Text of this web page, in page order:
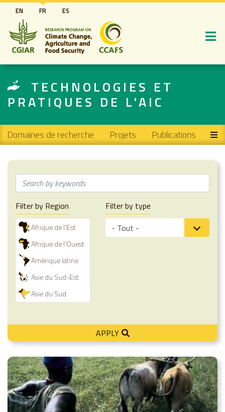
Aller
au
contenu
principal
EN FR ES
TECHNOLOGIES ET
PRATIQUES DE L'AIC
Main navigation
Domaines de recherche Projets Publications
Filter by Region
Afrique de l'Est
Afrique de l'Ouest
Amérique latine
Asie du Sud-Est
Asie du Sud
Filter by type
APPLY